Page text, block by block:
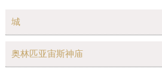
城
奥林匹亚宙斯神庙